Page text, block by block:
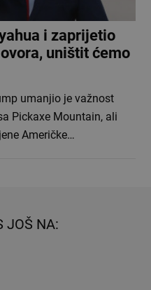
i zaprijetio
uništit ćemo
umanjio je važnost
Pickaxe Mountain, ali
Američke…
JOŠ NA: